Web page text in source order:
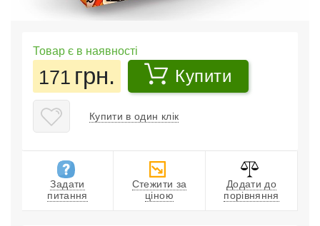
Товар є в наявності
171 грн. Купити
Купити в один клік
Задати
питання
Стежити за
ціною
Додати до
порівняння